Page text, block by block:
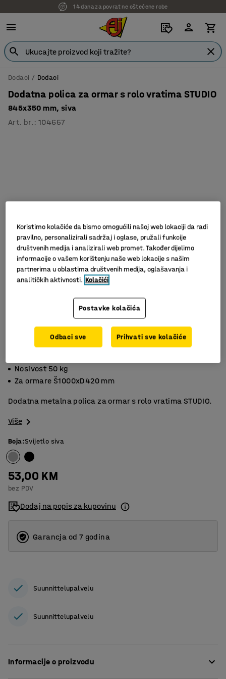
14 dana za povrat ne oštećene robe
Dodaci Dodaci
Dodatna polica za ormar s rolo vratima STUDIO
845x350 mm, siva
Art. br. :104657
Slični proizvodi
Nosivost 50 kg
Za ormare Š1000xD420 mm
Dodatna metalna polica za ormar s rolo vratima STUDIO.
Više
Boja:Svijetlo siva
53,00 KM
bez PDV
Dodaj na popis za kupovinu
Garancja od 7 godina
Suunnittelupalvelu
Suunnittelupalvelu
Informacije o proizvodu
Koristimo kolačiće da bismo omogućili našoj web lokaciji da radi
pravilno, personalizirali sadržaj i oglase, pružali funkcije
društvenih medija i analizirali web promet. Također dijelimo
informacije o vašem korištenju naše web lokacije s našim
partnerima u oblastima društvenih medija, oglašavanja i
analitičkih aktivnosti. Kolačići
Postavke kolačića
Odbaci sve Prihvati sve kolačiće